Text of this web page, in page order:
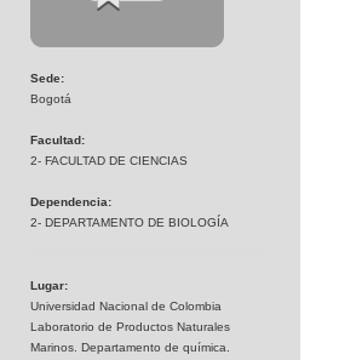
Sede:
Bogotá
Facultad:
2- FACULTAD DE CIENCIAS
Dependencia:
2- DEPARTAMENTO DE BIOLOGÍA
Lugar:
Universidad Nacional de Colombia
Laboratorio de Productos Naturales
Marinos. Departamento de química.